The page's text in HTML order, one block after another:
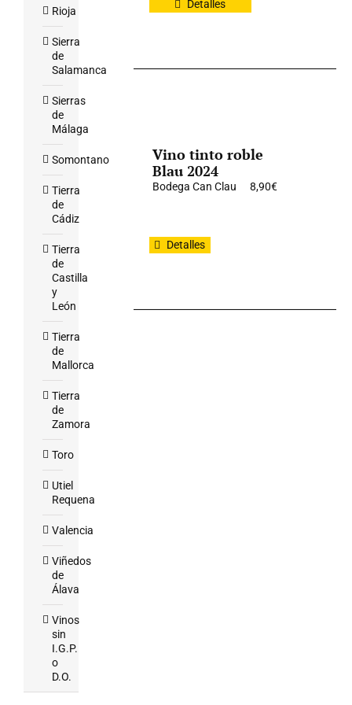
Detalles
Vino tinto roble
Blau 2024
Bodega Can Clau 8,90€
Detalles
Rioja
Sierra
de
Salamanca
Sierras
de
Málaga
Somontano
Tierra
de
Cádiz
Tierra
de
Castilla
y
León
Tierra
de
Mallorca
Tierra
de
Zamora
Toro
Utiel
Requena
Valencia
Viñedos
de
Álava
Vinos
sin
I.G.P.
o
D.O.